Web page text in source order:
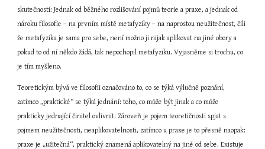
skutečností: Jednak od běžného rozlišování pojmů teorie a praxe, a jednak od
nároku filosofie – na prvním místě metafyziky – na naprostou neužitečnost, čili
že metafyzika je sama pro sebe, není možno ji nijak aplikovat na jiné obory a
pokud to od ní někdo žádá, tak nepochopil metafyziku. Vyjasněme si trochu, co
je tím myšleno.
Teoretickým bývá ve filosofii označováno to, co se týká výlučně poznání,
zatímco „praktické“ se týká jednání: toho, co může být jinak a co může
prakticky jednající činitel ovlivnit. Zároveň je pojem teoretičnosti spjat s
pojmem neužitečnosti, neaplikovatelnosti, zatímco u praxe je to přesně naopak:
praxe je „užitečná“, praktický znamená aplikovatelný na jiné od sebe. Existuje